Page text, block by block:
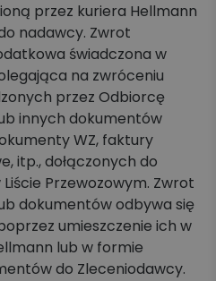
przez kuriera Hellmann
nadawcy. Zwrot
świadczona w
na zwróceniu
przez Odbiorcę
innych dokumentów
WZ, faktury
itp., dołączonych do
Przewozowym. Zwrot
dokumentów odbywa się
umieszczenie ich w
lub w formie
do Zleceniodawcy.